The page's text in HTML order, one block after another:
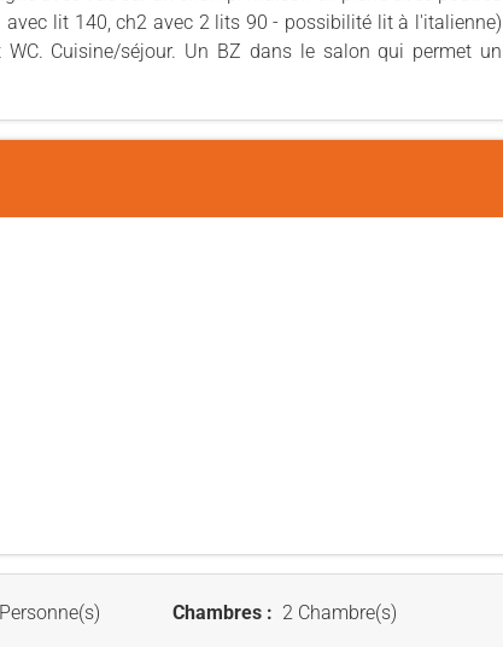
lit 140, ch2 avec 2 lits 90 - possibilité lit à l'italienne)
Cuisine/séjour. Un BZ dans le salon qui permet un
Chambres : 2 Chambre(s)